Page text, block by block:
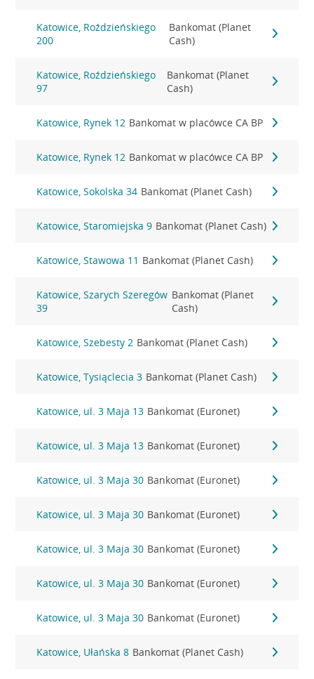
Katowice, Roździeńskiego
200
Bankomat (Planet
Cash)
Katowice, Roździeńskiego
97
Bankomat (Planet
Cash)
Katowice, Rynek 12 Bankomat w placówce CA BP
Katowice, Rynek 12 Bankomat w placówce CA BP
Katowice, Sokolska 34 Bankomat (Planet Cash)
Katowice, Staromiejska 9 Bankomat (Planet Cash)
Katowice, Stawowa 11 Bankomat (Planet Cash)
Katowice, Szarych Szeregów
39
Bankomat (Planet
Cash)
Katowice, Szebesty 2 Bankomat (Planet Cash)
Katowice, Tysiąclecia 3 Bankomat (Planet Cash)
Katowice, ul. 3 Maja 13 Bankomat (Euronet)
Katowice, ul. 3 Maja 13 Bankomat (Euronet)
Katowice, ul. 3 Maja 30 Bankomat (Euronet)
Katowice, ul. 3 Maja 30 Bankomat (Euronet)
Katowice, ul. 3 Maja 30 Bankomat (Euronet)
Katowice, ul. 3 Maja 30 Bankomat (Euronet)
Katowice, ul. 3 Maja 30 Bankomat (Euronet)
Katowice, Ułańska 8 Bankomat (Planet Cash)